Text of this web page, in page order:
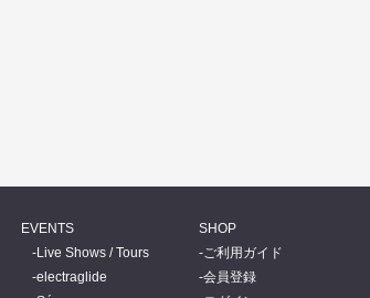
EVENTS
Live Shows / Tours
electraglide
SHOP
ご利用ガイド
会員登録